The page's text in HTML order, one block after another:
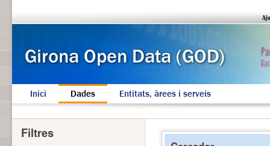
Inici Dades Entitats, àrees i serveis
Filtres